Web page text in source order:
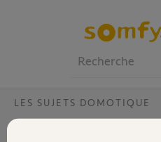
Volet
LES SUJETS DOMOTIQUE
mise en service